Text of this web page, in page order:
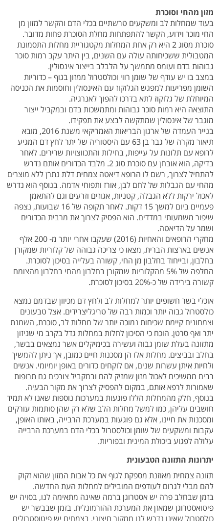
מזון מהחי וסוכרת
בעוד שמחלות לב ומשקעים טרשתיים בכלי הדם והקשר למזון מן
החי מוכר וידוע, הקשר להתפתחות מחלת הסוכרת פחות מדובר.
סוכרת מסוג 2 היא רק אחת המחלות מקטגוריית מחלות התסמונת
המטבולית ששכיחותה עולה עם השנים, בין היתר עקב רמות סוכר
גבוהות בדם ועומס מתמשך על הלבלב בייצור אינסולין.
במצב בו יש עודף של שומן רווי וכולסטרול ממזון בגוף – כדוריות
השומן מפריעות למפגש הגלוקוז עם האינסולין וחוסמות את הכניסה
המיוחלת של גלוקוז לתא בדרכו להפוך לאנרגיה.
התוצאה היא רמות סוכר גבוהות ומתמשכות בדם ובמקביל ייצור
מוגבר של אינסולין שמתקשה לבצע את תפקידו.
בנייר העמדה של ארגון הבריאות האמריקאי משנת 2016, מובא
תיאור מקרה של גבר בן 63 עם היסטוריה של יתר לחץ דם המגיע
לרופא עם תלונות על עייפות, בחילות והתכווצויות שרירים. לאחר
בדיקה, הוא אובחן עם סוכרת סוג 2. מלבד הכדורים אותם נדרש
להתחיל לצרוך, רשם לו הרופא דיאטה צמחית דלת נתרן ללא מוצרים
מהחי עם הגבלות של לחם לבן, אורז ותפוחי אדמה. בנוסף הוא נדרש
לאכול ירקות ללא הגבלה, קטניות, אגוזים וזרעים וגם להתאמן
פעמיים ביום למשך 15 דקות. לאחר תקופה של 16 שבועות, נצפה
שיפור משמעותי במדדים. הוא הפסיק לצרוך את מרבית הכדורים
ושמר על הדיאטה.
מחקרי הרופאים והאחיות (2016) שעקבו אחרי יותר מ- 200 אלף
אנשים בארצות הברית, מצאו כי צריכה גבוהה של קלוריות שמקורן
בחלבון, ובייחוד בחלבון מן החי, קשורה בעלייה בסיכון לסוכרת.
החלפה של 5% מהקלוריות שמקורן בחלבון מהחי בחלבון מהצומח
קשורה בירידה של כ-20% בסיכון לסוכרת.
אוכלי בשר חשופים יותר למחלות לב ולחץ דם מכיוון שבדמם נמצא
כולסטרול גבוה יותר וכמות רבה של טריגליצרידים. אצל טבעונים
וצמחונים קיימת שכיחות נמוכה יותר של מחלות לב, סוכרת, השמנת
יתר ואף סרטן. הוכח כי הסיכון לחלות במחלות גדל בקרב מי שניזון
מתזונה בעלת שומן גבוה ועשירה בכימיקלים אשר נמצאים בבשר,
בחלב ובביצים. מחלות אלו הן מסכנות חיים כמובן, אך ניתן להמשיך
ולחיות איתן עשרות שנים, אם לוקחים כדורים באופן יומיומי. אנשים
רבים ממשיכים לאכול מזון שמזיק להם ובמקביל צורכים גם תרופות
שאמורות לרפא אותם, במקום להפסיק לצרוך את מקור הבעיה.
בנוסף, חלק מהמחלות הללו פוגעות במערכות נוספות שאנו לא תמיד
חושבים עליהן, כמו למשל מחלות הלב שלא רק שהן סותמות עורקים
ומסכנות את חיינו, אלא גם פוגעות במערכת הרבייה, באותו האופן,
עקבות ומשקעים של שומן וכולסטרול בכלי הדם במערכת הרבייה
עלולה לפגוע ביכולת המינית ובפוריות.
יתרונות התזונה הטבעונית
תזונה צמחית מאוזנת מספקת לגוף את כל אבות המזון שהוא זקוק
להם מבלי לגרום לעודפים המובילים למחלות העת החדשה.
בזמן שבחלב פרה יש אסטרוגן ברמה שאינה מתאימה לנו, בסויה יש
פיטואסטרוגן שמאזן את המערכת ההורמונלית. בזמן שבבשר יש
כולסטרול שאינו נדרש לנו ממקור חיצוני, בצמחים יש פיטוסטרולים